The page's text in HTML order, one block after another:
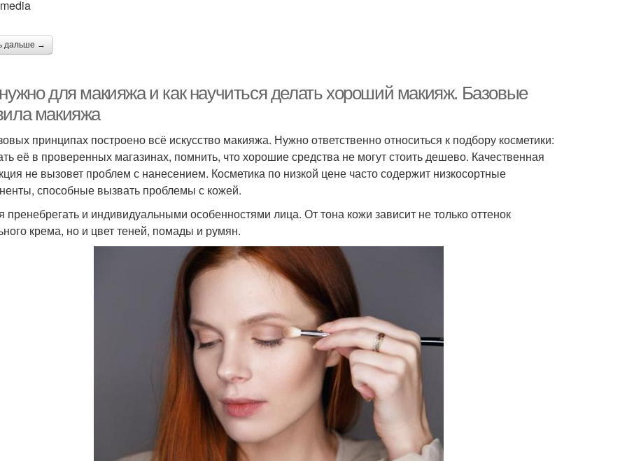
дальше →
для макияжа и как научиться делать хороший макияж. Базовые
макияжа
принципах построено всё искусство макияжа. Нужно ответственно относиться к подбору косметики:
её в проверенных магазинах, помнить, что хорошие средства не могут стоить дешево. Качественная
не вызовет проблем с нанесением. Косметика по низкой цене часто содержит низкосортные
способные вызвать проблемы с кожей.
пренебрегать и индивидуальными особенностями лица. От тона кожи зависит не только оттенок
крема, но и цвет теней, помады и румян.